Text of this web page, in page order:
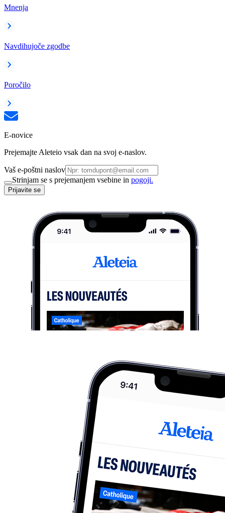
Mnenja
Navdihujoče zgodbe
Poročilo
E-novice
Prejemajte Aleteio vsak dan na svoj e-naslov.
Vaš e-poštni naslov
Strinjam se s prejemanjem vsebine in pogoji.
Prijavite se